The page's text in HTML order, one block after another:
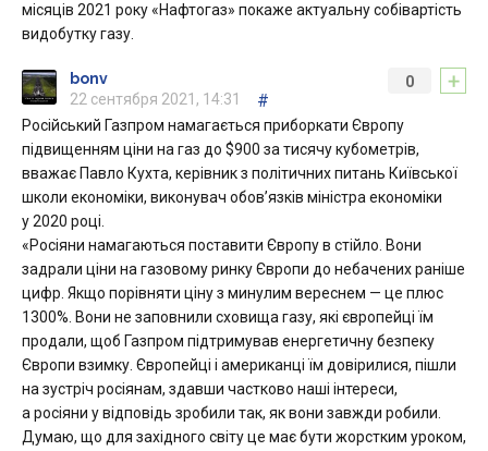
місяців 2021 року «Нафтогаз» покаже актуальну собівартість
видобутку газу.
+
0
bonv
22 сентября 2021, 14:31
#
Російський Газпром намагається приборкати Європу
підвищенням ціни на газ до $900 за тисячу кубометрів,
вважає Павло Кухта, керівник з політичних питань Київської
школи економіки, виконувач обов’язків міністра економіки
у 2020 році.
«Росіяни намагаються поставити Європу в стійло. Вони
задрали ціни на газовому ринку Європи до небачених раніше
цифр. Якщо порівняти ціну з минулим вереснем — це плюс
1300%. Вони не заповнили сховища газу, які європейці їм
продали, щоб Газпром підтримував енергетичну безпеку
Європи взимку. Європейці і американці їм довірилися, пішли
на зустріч росіянам, здавши частково наші інтереси,
а росіяни у відповідь зробили так, як вони завжди робили.
Думаю, що для західного світу це має бути жорстким уроком,